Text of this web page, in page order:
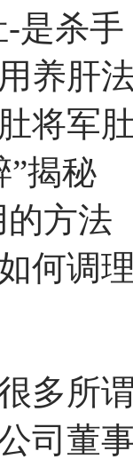
是杀手
养肝
将军
”揭秘
方法
何调
多所
司董